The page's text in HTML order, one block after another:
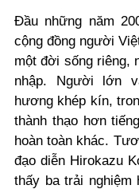
Đầu những năm
cộng đồng người
một đời sống riêng,
nhập. Người lớn
hương khép kín,
thành thạo hơn
hoàn toàn khác.
đạo diễn Hirokazu
thấy ba trải nghiệm